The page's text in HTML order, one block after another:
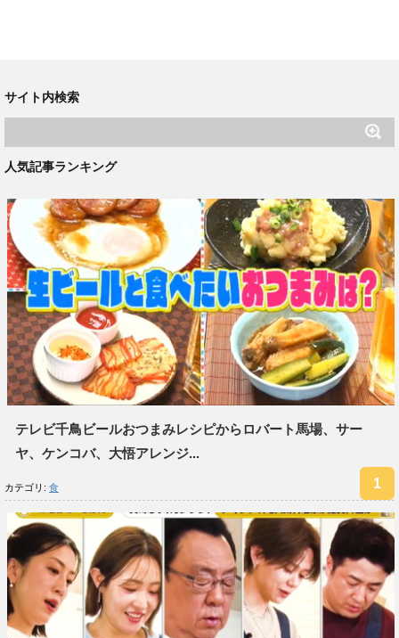
サイト内検索
人気記事ランキング
テレビ千鳥ビールおつまみレシピからロバート馬場、サー
ヤ、ケンコバ、大悟アレンジ...
カテゴリ: 食